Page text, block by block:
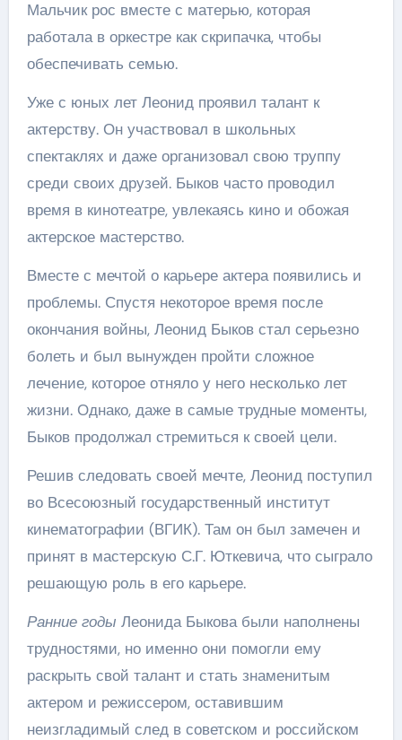
Мальчик рос вместе с матерью, которая
работала в оркестре как скрипачка, чтобы
обеспечивать семью.
Уже с юных лет Леонид проявил талант к
актерству. Он участвовал в школьных
спектаклях и даже организовал свою труппу
среди своих друзей. Быков часто проводил
время в кинотеатре, увлекаясь кино и обожая
актерское мастерство.
Вместе с мечтой о карьере актера появились и
проблемы. Спустя некоторое время после
окончания войны, Леонид Быков стал серьезно
болеть и был вынужден пройти сложное
лечение, которое отняло у него несколько лет
жизни. Однако, даже в самые трудные моменты,
Быков продолжал стремиться к своей цели.
Решив следовать своей мечте, Леонид поступил
во Всесоюзный государственный институт
кинематографии (ВГИК). Там он был замечен и
принят в мастерскую С.Г. Юткевича, что сыграло
решающую роль в его карьере.
Ранние годы Леонида Быкова были наполнены
трудностями, но именно они помогли ему
раскрыть свой талант и стать знаменитым
актером и режиссером, оставившим
неизгладимый след в советском и российском